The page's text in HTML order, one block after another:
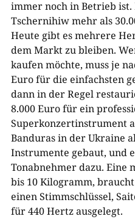
immer noch in Betrieb
Tschernihiw mehr als
Heute gibt es mehrere
dem Markt zu bleiben.
kaufen möchte, muss je
Euro für die einfachsten
dann in der Regel
8.000 Euro für ein
Superkonzertinstrument
Banduras in der Ukraine
Instrumente gebaut, und
Tonabnehmer dazu. Eine
bis 10 Kilogramm,
einen Stimmschlüssel,
für 440 Hertz ausgelegt.